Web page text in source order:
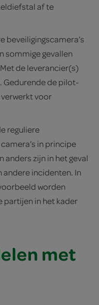
af te
beveiligingscamera’s
sommige gevallen
de leverancier(s)
Gedurende de pilot-
voor
reguliere
in principe
anders zijn in het geval
andere incidenten. In
worden
partijen in het kader
met